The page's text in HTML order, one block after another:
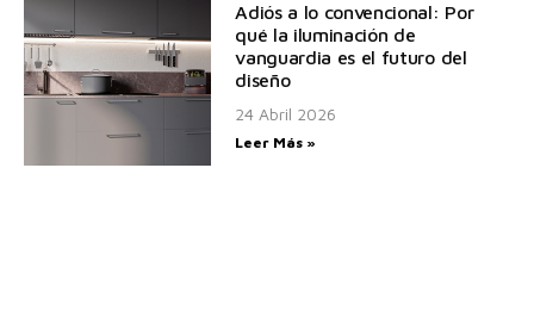
Adiós a lo convencional: Por
qué la iluminación de
vanguardia es el futuro del
diseño
24 Abril 2026
Leer Más »